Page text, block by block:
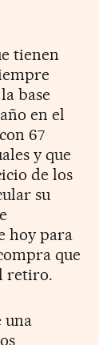
tienen
base
en el
67
y que
de los
su
hoy para
que
retiro.
una